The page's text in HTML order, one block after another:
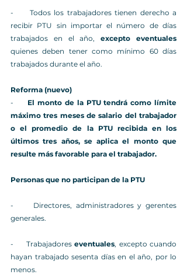
-     Todos los trabajadores tienen derecho a
recibir PTU sin importar el número de días
trabajados en el año, excepto eventuales
quienes deben tener como mínimo 60 días
trabajados durante el año.
Reforma (nuevo)
- El monto de la PTU tendrá como límite
máximo tres meses de salario del trabajador
o el promedio de la PTU recibida en los
últimos tres años, se aplica el monto que
resulte más favorable para el trabajador.
Personas que no participan de la PTU
-     Directores, administradores y gerentes
generales.
-     Trabajadores eventuales, excepto cuando
hayan trabajado sesenta días en el año, por lo
menos.